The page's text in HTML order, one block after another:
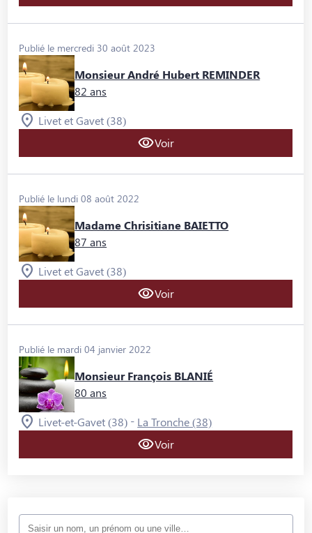
Publié le mercredi 30 août 2023
Monsieur André Hubert REMINDER
82 ans
Livet et Gavet (38)
Voir
Publié le lundi 08 août 2022
Madame Chrisitiane BAIETTO
87 ans
Livet et Gavet (38)
Voir
Publié le mardi 04 janvier 2022
Monsieur François BLANIÉ
80 ans
Livet-et-Gavet (38) - La Tronche (38)
Voir